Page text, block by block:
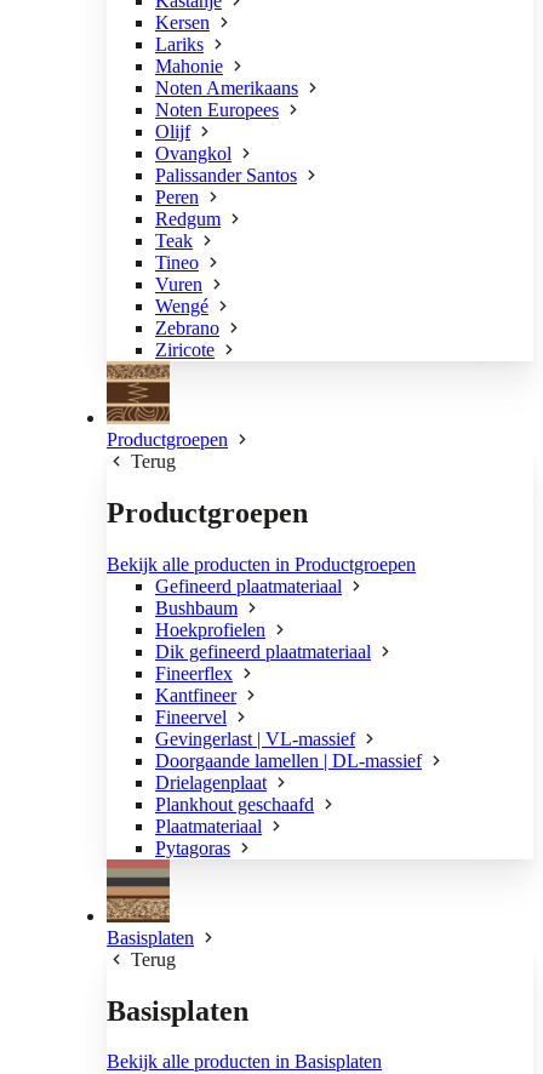
Kersen
Lariks
Mahonie
Noten Amerikaans
Noten Europees
Olijf
Ovangkol
Palissander Santos
Peren
Redgum
Teak
Tineo
Vuren
Wengé
Zebrano
Ziricote
Productgroepen
Terug
Productgroepen
Bekijk alle producten in Productgroepen
Gefineerd plaatmateriaal
Bushbaum
Hoekprofielen
Dik gefineerd plaatmateriaal
Fineerflex
Kantfineer
Fineervel
Gevingerlast | VL-massief
Doorgaande lamellen | DL-massief
Drielagenplaat
Plankhout geschaafd
Plaatmateriaal
Pytagoras
Basisplaten
Terug
Basisplaten
Bekijk alle producten in Basisplaten